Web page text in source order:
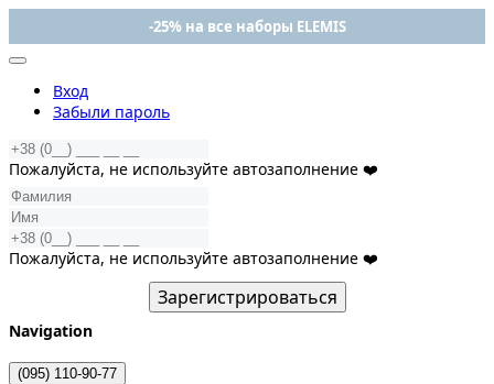
-25% на все наборы ELEMIS
Вход
Забыли пароль
Пожалуйста, не используйте автозаполнение ❤️
Пожалуйста, не используйте автозаполнение ❤️
Зарегистрироваться
Navigation
(095) 110-90-77